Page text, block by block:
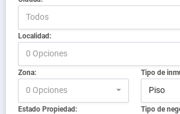
Todos
Localidad:
0 Opciones
Zona:
0 Opciones
Tipo de
Piso
Estado Propiedad: Tipo de